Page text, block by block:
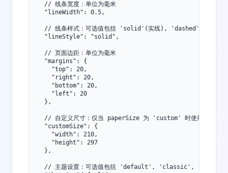
  // 线条宽度：单位为毫米
  "lineWidth": 0.5,
// 线条样式：可选值包括 'solid'(实线), 'dashed'(虚线),
  "lineStyle": "solid",
  // 页面边距：单位为毫米
  "margins": {
    "top": 20,
    "right": 20,
    "bottom": 20,
    "left": 20
  },
// 自定义尺寸：仅当 paperSize 为 'custom' 时使用，单位为
  "customSize": {
    "width": 210,
    "height": 297
  },
// 主题设置：可选值包括 'default', 'classic',